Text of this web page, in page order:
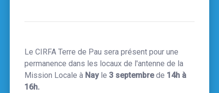
Le CIRFA Terre de Pau sera présent pour une
permanence dans les locaux de l'antenne de la
Mission Locale à Nayle 3 septembrede 14h à
16h.